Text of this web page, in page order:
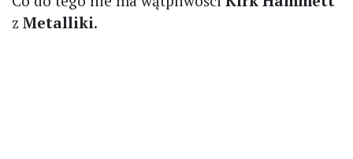
z Metalliki.